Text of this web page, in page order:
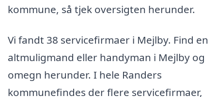
kommune, så tjek oversigten herunder.
Vi fandt 38 servicefirmaer i Mejlby. Find en
altmuligmand eller handyman i Mejlby og
omegn herunder. I hele Randers
kommunefindes der flere servicefirmaer,